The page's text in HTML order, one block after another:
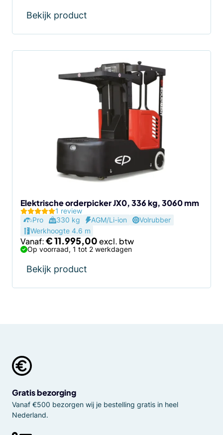
Bekijk product
Elektrische orderpicker JX0, 336 kg, 3060 mm
1 review
Pro
330 kg AGM/Li-ion
Volrubber
Werkhoogte 4.6 m
Vanaf:€11.995,00
Op voorraad, 1 tot 2 werkdagen
Bekijk product
de
productpagina
Gratis bezorging
Vanaf €500 bezorgen wij je bestelling gratis in heel
Nederland.